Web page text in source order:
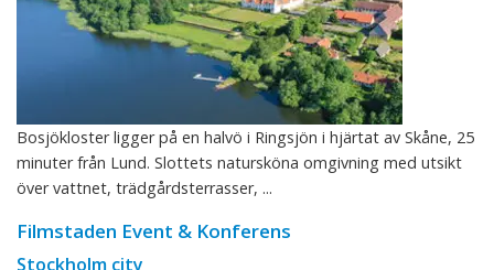
Bosjökloster ligger på en halvö i Ringsjön i hjärtat av Skåne, 25
minuter från Lund. Slottets natursköna omgivning med utsikt
över vattnet, trädgårdsterrasser, ...
Filmstaden Event & Konferens
Stockholm city